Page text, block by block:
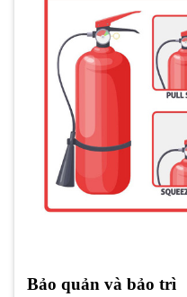
Bảo quản và bảo trì